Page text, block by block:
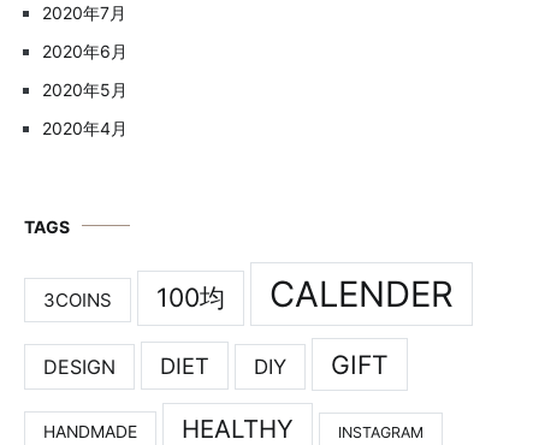
2020年7月
2020年6月
2020年5月
2020年4月
TAGS
3COINS 100均 CALENDER
DESIGN DIET DIY GIFT
HANDMADE HEALTHY INSTAGRAM